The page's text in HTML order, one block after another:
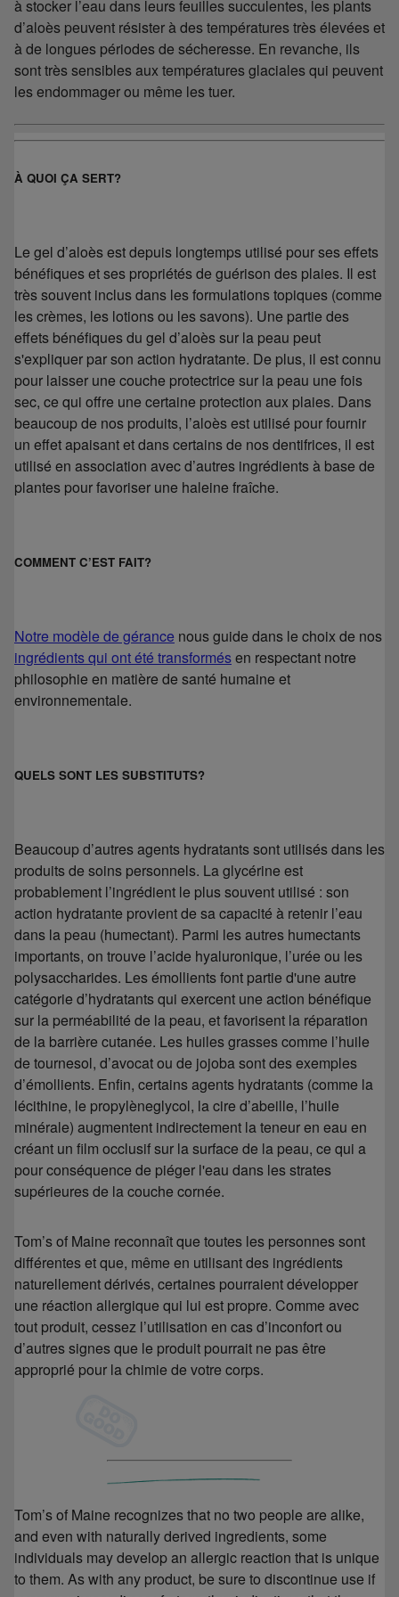
à stocker l’eau dans leurs feuilles succulentes, les plants
d’aloès peuvent résister à des températures très élevées et
à de longues périodes de sécheresse. En revanche, ils
sont très sensibles aux températures glaciales qui peuvent
les endommager ou même les tuer.
À QUOI ÇA SERT?
Le gel d’aloès est depuis longtemps utilisé pour ses effets
bénéfiques et ses propriétés de guérison des plaies. Il est
très souvent inclus dans les formulations topiques (comme
les crèmes, les lotions ou les savons). Une partie des
effets bénéfiques du gel d’aloès sur la peau peut
s'expliquer par son action hydratante. De plus, il est connu
pour laisser une couche protectrice sur la peau une fois
sec, ce qui offre une certaine protection aux plaies. Dans
beaucoup de nos produits, l’aloès est utilisé pour fournir
un effet apaisant et dans certains de nos dentifrices, il est
utilisé en association avec d’autres ingrédients à base de
plantes pour favoriser une haleine fraîche.
COMMENT C’EST FAIT?
Notre modèle de gérance nous guide dans le choix de nos
ingrédients qui ont été transformésen respectant notre
philosophie en matière de santé humaine et
environnementale.
QUELS SONT LES SUBSTITUTS?
Beaucoup d’autres agents hydratants sont utilisés dans les
produits de soins personnels. La glycérine est
probablement l’ingrédient le plus souvent utilisé : son
action hydratante provient de sa capacité à retenir l’eau
dans la peau (humectant). Parmi les autres humectants
importants, on trouve l’acide hyaluronique, l’urée ou les
polysaccharides. Les émollients font partie d'une autre
catégorie d’hydratants qui exercent une action bénéfique
sur la perméabilité de la peau, et favorisent la réparation
de la barrière cutanée. Les huiles grasses comme l’huile
de tournesol, d’avocat ou de jojoba sont des exemples
d’émollients. Enfin, certains agents hydratants (comme la
lécithine, le propylèneglycol, la cire d’abeille, l’huile
minérale) augmentent indirectement la teneur en eau en
créant un film occlusif sur la surface de la peau, ce qui a
pour conséquence de piéger l'eau dans les strates
supérieures de la couche cornée.
Tom’s of Maine reconnaît que toutes les personnes sont
différentes et que, même en utilisant des ingrédients
naturellement dérivés, certaines pourraient développer
une réaction allergique qui lui est propre. Comme avec
tout produit, cessez l’utilisation en cas d’inconfort ou
d’autres signes que le produit pourrait ne pas être
approprié pour la chimie de votre corps.
Tom’s of Maine recognizes that no two people are alike,
and even with naturally derived ingredients, some
individuals may develop an allergic reaction that is unique
to them. As with any product, be sure to discontinue use if